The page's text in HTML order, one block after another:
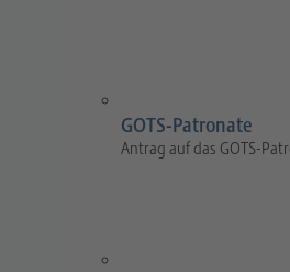
GOTS-Patronate
Antrag auf das GOTS-